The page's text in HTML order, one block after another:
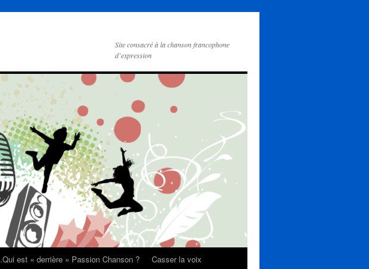
Site consacré à la chanson francophone
d’expression
.Qui est « derrière » Passion Chanson ?
Casser la voix